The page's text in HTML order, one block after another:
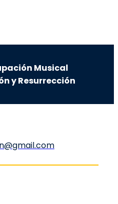
Musical
y Resurrección